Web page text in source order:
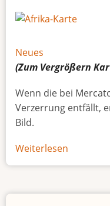
Neues
(Zum Vergrößern
Wenn die bei
Verzerrung entfällt,
Bild.
Weiterlesen
Afrikas
Größe